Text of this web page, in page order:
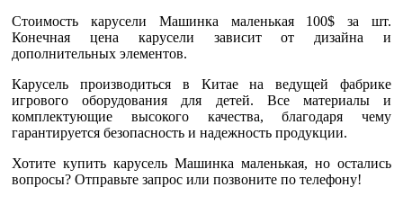
Стоимость карусели Машинка маленькая 100$ за шт.
Конечная цена карусели зависит от дизайна и
дополнительных элементов.
Карусель производиться в Китае на ведущей фабрике
игрового оборудования для детей. Все материалы и
комплектующие высокого качества, благодаря чему
гарантируется безопасность и надежность продукции.
Хотите купить карусель Машинка маленькая, но остались
вопросы? Отправьте запрос или позвоните по телефону!